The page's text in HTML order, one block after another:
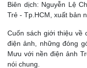
Biên dịch: Nguyễn Lệ
Trẻ - Tp.HCM, xuất bản
Cuốn sách giới thiệu về
điện ảnh, những đóng
Mưu với nền điện ảnh
nói chung.